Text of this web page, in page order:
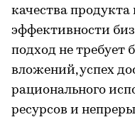
качества
эффективности
подход не требует
вложений, успех
рационального
ресурсов и